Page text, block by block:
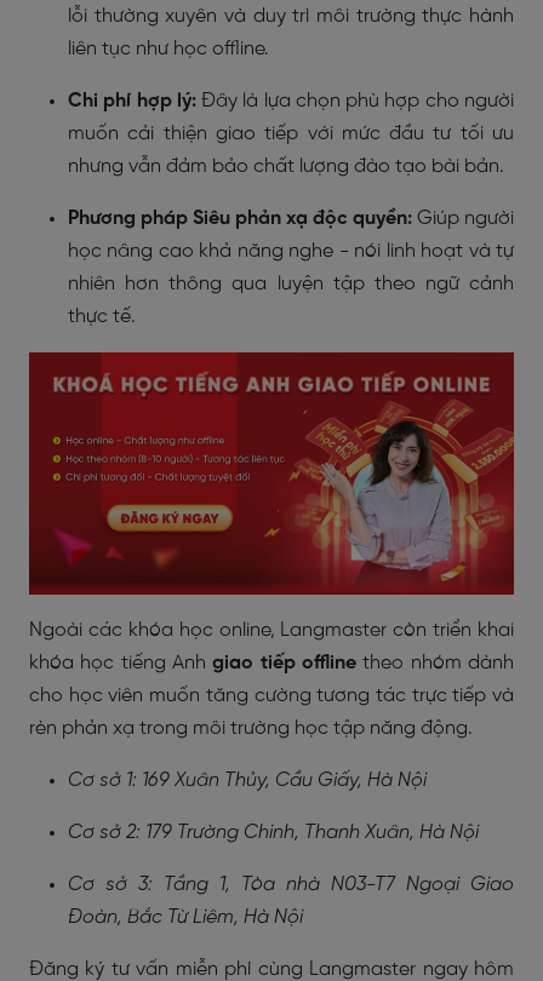
lỗi thường xuyên và duy trì môi trường thực hành
liên tục như học offline.
Chi phí hợp lý:Đây là lựa chọn phù hợp cho người
muốn cải thiện giao tiếp với mức đầu tư tối ưu
nhưng vẫn đảm bảo chất lượng đào tạo bài bản.
Phương pháp Siêu phản xạ độc quyền: Giúp người
học nâng cao khả năng nghe - nói linh hoạt và tự
nhiên hơn thông qua luyện tập theo ngữ cảnh
thực tế.
Ngoài các khóa học online, Langmaster còn triển khai
khóa học tiếng Anhgiao tiếp offlinetheo nhóm dành
cho học viên muốn tăng cường tương tác trực tiếp và
rèn phản xạ trong môi trường học tập năng động.
Cơ sở 1: 169 Xuân Thủy, Cầu Giấy, Hà Nội
Cơ sở 2: 179 Trường Chinh, Thanh Xuân, Hà Nội
Cơ sở 3: Tầng 1, Tòa nhà N03-T7 Ngoại Giao
Đoàn, Bắc Từ Liêm, Hà Nội
Đăng ký tư vấn miễn phí cùng Langmaster ngay hôm